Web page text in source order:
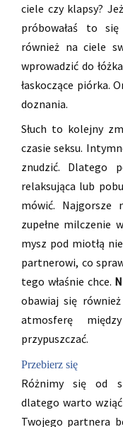
ciele czy klapsy?
próbowałaś to
również na ciele
wprowadzić do
łaskoczące piórka.
doznania.
Słuch to kolejny
czasie seksu.
znudzić. Dlatego
relaksująca lub
mówić.
zupełne milczenie
mysz pod miotłą
partnerowi, co
tego właśnie chce.
obawiaj się
atmosferę
przypuszczać.
Przebierz się
Różnimy się od
dlatego warto
Twojego partnera